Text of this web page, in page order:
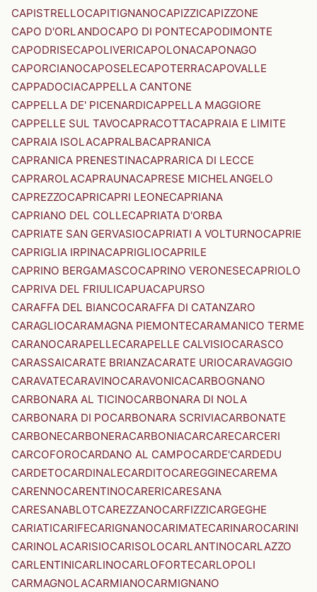
CAPISTRELLOCAPITIGNANOCAPIZZICAPIZZONE
CAPO D'ORLANDOCAPO DI PONTECAPODIMONTE
CAPODRISECAPOLIVERICAPOLONACAPONAGO
CAPORCIANOCAPOSELECAPOTERRACAPOVALLE
CAPPADOCIACAPPELLA CANTONE
CAPPELLA DE' PICENARDICAPPELLA MAGGIORE
CAPPELLE SUL TAVOCAPRACOTTACAPRAIA E LIMITE
CAPRAIA ISOLACAPRALBACAPRANICA
CAPRANICA PRENESTINACAPRARICA DI LECCE
CAPRAROLACAPRAUNACAPRESE MICHELANGELO
CAPREZZOCAPRICAPRI LEONECAPRIANA
CAPRIANO DEL COLLECAPRIATA D'ORBA
CAPRIATE SAN GERVASIOCAPRIATI A VOLTURNOCAPRIE
CAPRIGLIA IRPINACAPRIGLIOCAPRILE
CAPRINO BERGAMASCOCAPRINO VERONESECAPRIOLO
CAPRIVA DEL FRIULICAPUACAPURSO
CARAFFA DEL BIANCOCARAFFA DI CATANZARO
CARAGLIOCARAMAGNA PIEMONTECARAMANICO TERME
CARANOCARAPELLECARAPELLE CALVISIOCARASCO
CARASSAICARATE BRIANZACARATE URIOCARAVAGGIO
CARAVATECARAVINOCARAVONICACARBOGNANO
CARBONARA AL TICINOCARBONARA DI NOLA
CARBONARA DI POCARBONARA SCRIVIACARBONATE
CARBONECARBONERACARBONIACARCARECARCERI
CARCOFOROCARDANO AL CAMPOCARDE'CARDEDU
CARDETOCARDINALECARDITOCAREGGINECAREMA
CARENNOCARENTINOCARERICARESANA
CARESANABLOTCAREZZANOCARFIZZICARGEGHE
CARIATICARIFECARIGNANOCARIMATECARINAROCARINI
CARINOLACARISIOCARISOLOCARLANTINOCARLAZZO
CARLENTINICARLINOCARLOFORTECARLOPOLI
CARMAGNOLACARMIANOCARMIGNANO